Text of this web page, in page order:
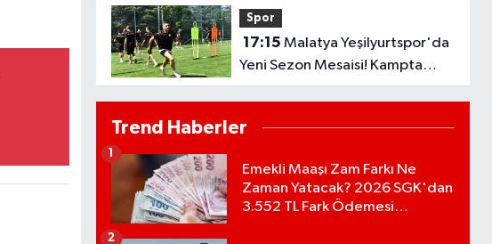
Spor
17:15
Yeni Sezon Mesaisi! Kampta
Tempo Zirveye Çıktı
Trend Haberler
Emekli Maaşı Zam Farkı Ne
Zaman Yatacak? 2026 SGK'dan
3.552 TL Fark Ödemesi
1
2